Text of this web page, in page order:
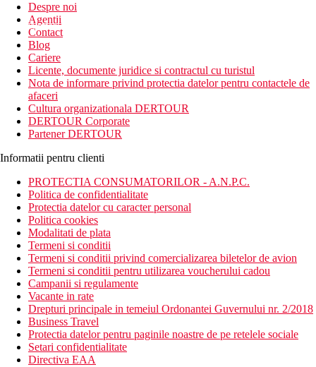
newsletter!
Despre noi
Agentii
Contact
Blog
Cariere
Licente, documente juridice si contractul cu turistul
Nota de informare privind protectia datelor pentru contactele de
afaceri
Cultura organizationala DERTOUR
DERTOUR Corporate
Partener DERTOUR
Informatii pentru clienti
PROTECTIA CONSUMATORILOR - A.N.P.C.
Politica de confidentialitate
Protectia datelor cu caracter personal
Politica cookies
Modalitati de plata
Termeni si conditii
Termeni si conditii privind comercializarea biletelor de avion
Termeni si conditii pentru utilizarea voucherului cadou
Campanii si regulamente
Vacante in rate
Drepturi principale in temeiul Ordonantei Guvernului nr. 2/2018
Business Travel
Protectia datelor pentru paginile noastre de pe retelele sociale
Setari confidentialitate
Directiva EAA